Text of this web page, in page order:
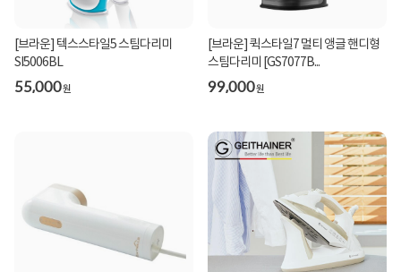
[브라운] 텍스스타일5 스팀다리미
SI5006BL
55,000원
[브라운] 퀵스타일7 멀티 앵글 핸디형
스팀다리미 [GS7077B...
99,000원